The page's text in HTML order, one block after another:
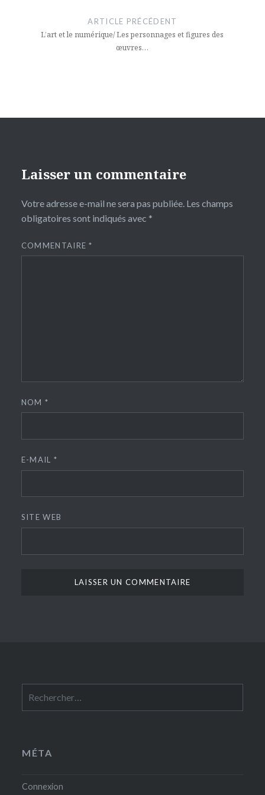
l’article
ARTICLE PRÉCÉDENT
L’art et le numérique/ Les personnages et figures des
œuvres…
Laisser un commentaire
Votre adresse e-mail ne sera pas publiée. Les champs
obligatoires sont indiqués avec *
COMMENTAIRE*
NOM*
E-MAIL *
SITE WEB
MÉTA
Connexion